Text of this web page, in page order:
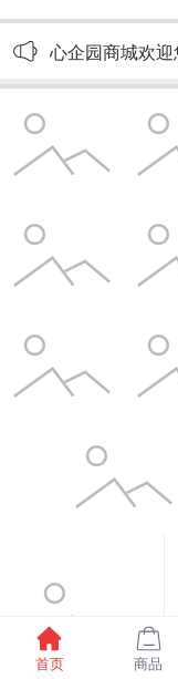
心企园商城欢迎
¥1598.00
首页 商品